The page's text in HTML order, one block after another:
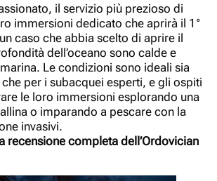
il servizio più prezioso di
immersioni dedicato che aprirà il 1°
caso che abbia scelto di aprire il
dell’oceano sono calde e
Le condizioni sono ideali sia
per i subacquei esperti, e gli ospiti
le loro immersioni esplorando una
o imparando a pescare con la
invasivi.
recensione completa dell’Ordovician